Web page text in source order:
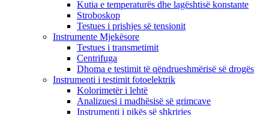
Kutia e temperaturës dhe lagështisë konstante
Stroboskop
Testues i prishjes së tensionit
Instrumente Mjekësore
Testues i transmetimit
Centrifuga
Dhoma e testimit të qëndrueshmërisë së drogës
Instrumenti i testimit fotoelektrik
Kolorimetër i lehtë
Analizuesi i madhësisë së grimcave
Instrumenti i pikës së shkrirjes